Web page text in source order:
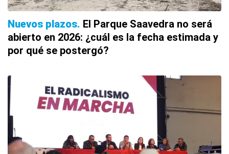
Nuevos plazos El Parque Saavedra no será
abierto en 2026: ¿cuál es la fecha estimada y
por qué se postergó?